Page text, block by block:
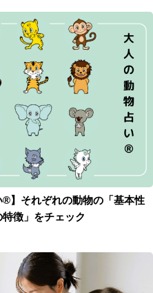
®】それぞれの動物の「基本性
徴」をチェック